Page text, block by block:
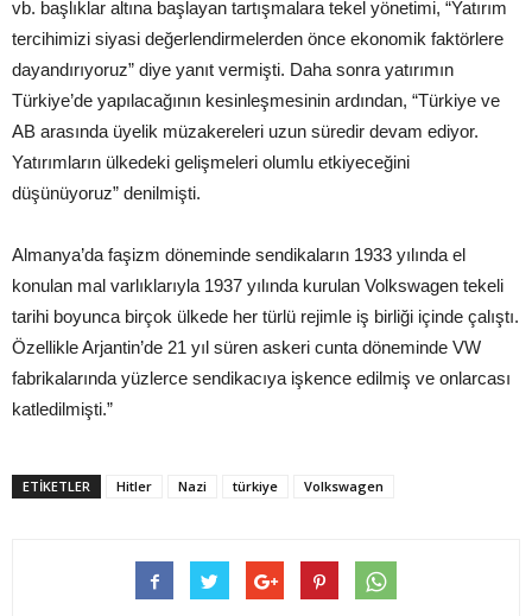
vb. başlıklar altına başlayan tartışmalara tekel yönetimi, “Yatırım
tercihimizi siyasi değerlendirmelerden önce ekonomik faktörlere
dayandırıyoruz” diye yanıt vermişti. Daha sonra yatırımın
Türkiye’de yapılacağının kesinleşmesinin ardından, “Türkiye ve
AB arasında üyelik müzakereleri uzun süredir devam ediyor.
Yatırımların ülkedeki gelişmeleri olumlu etkiyeceğini
düşünüyoruz” denilmişti.
Almanya’da faşizm döneminde sendikaların 1933 yılında el
konulan mal varlıklarıyla 1937 yılında kurulan Volkswagen tekeli
tarihi boyunca birçok ülkede her türlü rejimle iş birliği içinde çalıştı.
Özellikle Arjantin’de 21 yıl süren askeri cunta döneminde VW
fabrikalarında yüzlerce sendikacıya işkence edilmiş ve onlarcası
katledilmişti.”
ETIKETLER Hitler Nazi türkiye Volkswagen